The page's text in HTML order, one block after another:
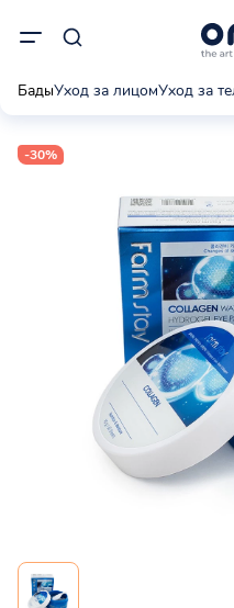
БадыУход за лицомУход за
-30%